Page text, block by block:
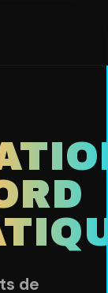
de